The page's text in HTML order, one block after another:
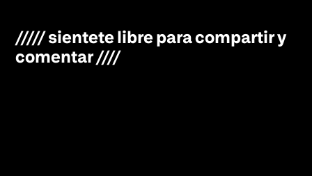
///// sientete libre para compartir y
comentar ////